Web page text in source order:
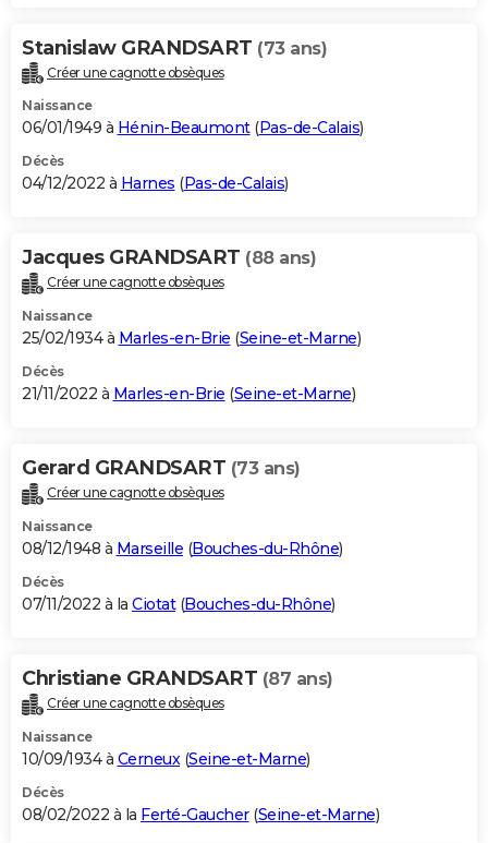
Stanislaw GRANDSART (73 ans)
Créer une cagnotte obsèques
Naissance
06/01/1949 à Hénin-Beaumont(Pas-de-Calais)
Décès
04/12/2022 à Harnes (Pas-de-Calais)
Jacques GRANDSART (88 ans)
Créer une cagnotte obsèques
Naissance
25/02/1934 à Marles-en-Brie (Seine-et-Marne)
Décès
21/11/2022 à Marles-en-Brie (Seine-et-Marne)
Gerard GRANDSART (73 ans)
Créer une cagnotte obsèques
Naissance
08/12/1948 à Marseille (Bouches-du-Rhône)
Décès
07/11/2022 à la Ciotat(Bouches-du-Rhône)
Christiane GRANDSART (87 ans)
Créer une cagnotte obsèques
Naissance
10/09/1934 à Cerneux(Seine-et-Marne)
Décès
08/02/2022 à la Ferté-Gaucher(Seine-et-Marne)